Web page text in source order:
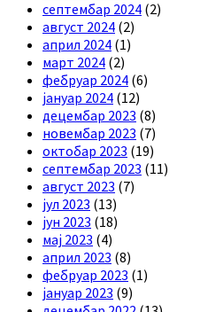
септембар 2024 (2)
август 2024 (2)
април 2024 (1)
март 2024 (2)
фебруар 2024 (6)
јануар 2024 (12)
децембар 2023 (8)
новембар 2023 (7)
октобар 2023 (19)
септембар 2023 (11)
август 2023 (7)
јул 2023 (13)
јун 2023 (18)
мај 2023 (4)
април 2023 (8)
фебруар 2023 (1)
јануар 2023 (9)